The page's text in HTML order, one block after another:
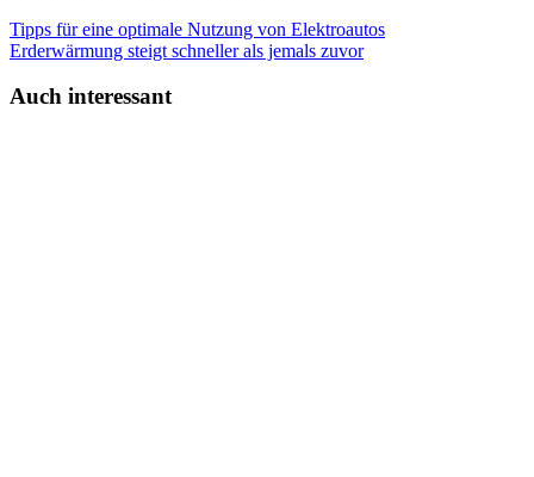
Tipps für eine optimale Nutzung von Elektroautos
Erderwärmung steigt schneller als jemals zuvor
Auch interessant